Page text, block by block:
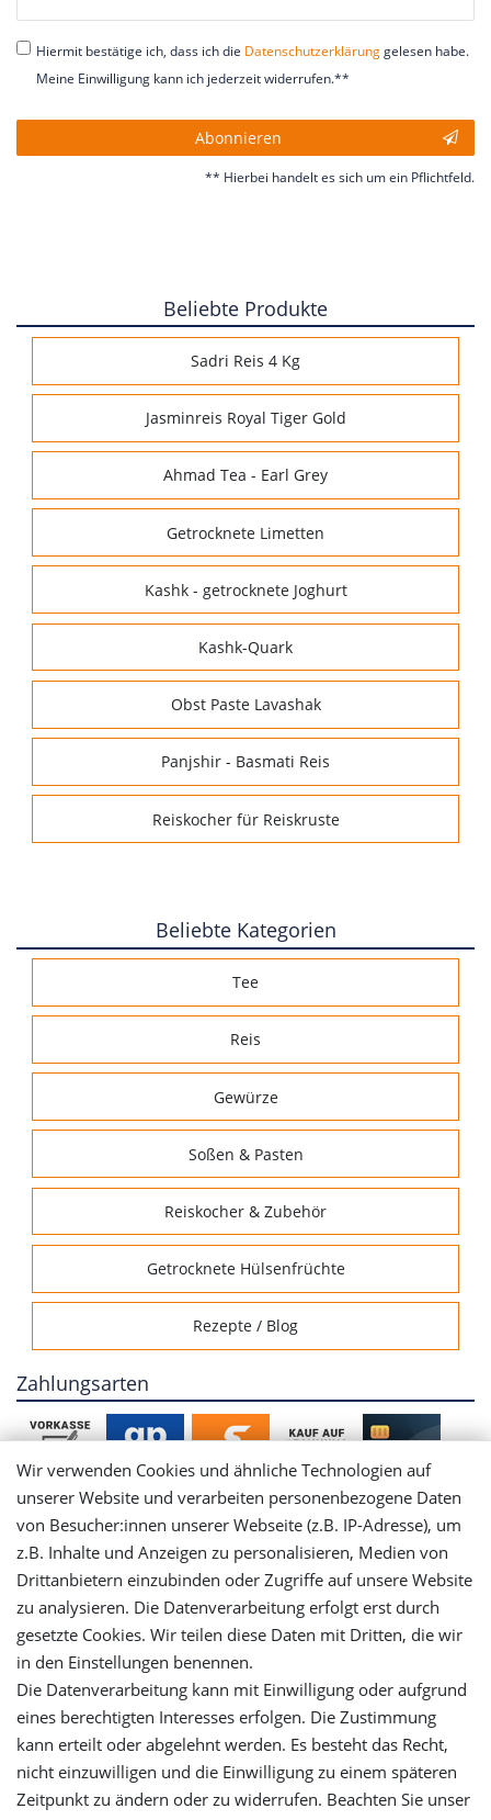
Honig
Hiermit bestätige ich, dass ich die Daten­schutz­erklärunggelesen habe.
Meine Einwilligung kann ich jederzeit widerrufen.**
Abonnieren
** Hierbei handelt es sich um ein Pflichtfeld.
Beliebte Produkte
Sadri Reis 4 Kg
Jasminreis Royal Tiger Gold
Ahmad Tea - Earl Grey
Getrocknete Limetten
Kashk - getrocknete Joghurt
Kashk-Quark
Obst Paste Lavashak
Panjshir - Basmati Reis
Reiskocher für Reiskruste
Beliebte Kategorien
Tee
Reis
Gewürze
Soßen & Pasten
Reiskocher & Zubehör
Getrocknete Hülsenfrüchte
Rezepte / Blog
Zahlungsarten
Mein Konto
Login
Registrieren
Versandinformationen
Let's stay connected
Wir verwenden Cookies und ähnliche Technologien auf
unserer Website und verarbeiten personenbezogene Daten
von Besucher:innen unserer Webseite (z.B. IP-Adresse), um
z.B. Inhalte und Anzeigen zu personalisieren, Medien von
Drittanbietern einzubinden oder Zugriffe auf unsere Website
zu analysieren. Die Datenverarbeitung erfolgt erst durch
gesetzte Cookies. Wir teilen diese Daten mit Dritten, die wir
in den Einstellungen benennen.
Die Datenverarbeitung kann mit Einwilligung oder aufgrund
eines berechtigten Interesses erfolgen. Die Zustimmung
kann erteilt oder abgelehnt werden. Es besteht das Recht,
nicht einzuwilligen und die Einwilligung zu einem späteren
Zeitpunkt zu ändern oder zu widerrufen. Beachten Sie unser